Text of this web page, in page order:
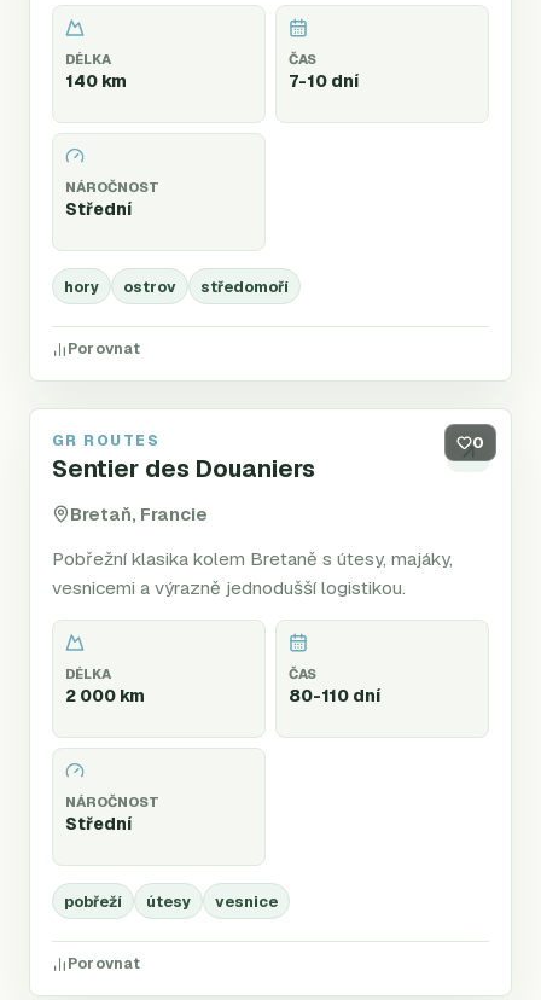
DÉLKA
140 km
ČAS
7-10 dní
NÁROČNOST
Střední
hory ostrov středomoří
Porovnat
GR34 0
GR ROUTES
Sentier des Douaniers
Bretaň, Francie
Pobřežní klasika kolem Bretaně s útesy, majáky,
vesnicemi a výrazně jednodušší logistikou.
DÉLKA
2 000 km
ČAS
80-110 dní
NÁROČNOST
Střední
pobřeží útesy vesnice
Porovnat